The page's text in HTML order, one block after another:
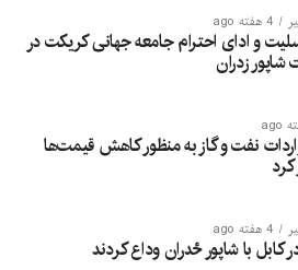
4 هفته ago
و ادای احترام جامعه جهانی کریکت در
زدران
نفت و گاز به منظور کاهش قیمت‌ها
4 هفته ago
کابل با شاپور ځدران وداع کردند